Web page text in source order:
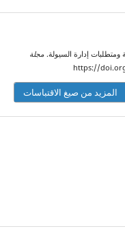
مجلة
المزيد من صيغ الاقتباسات